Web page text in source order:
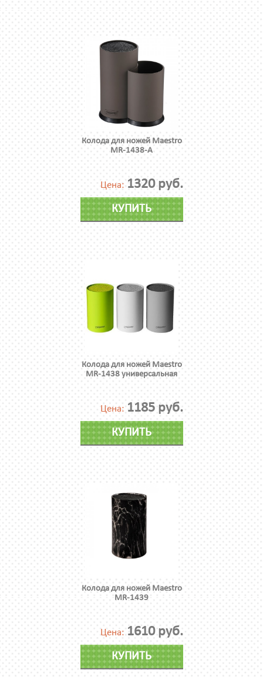
Колода для ножей Maestro
MR-1438-A
Цена: 1320 руб.
КУПИТЬ
Колода для ножей Maestro
MR-1438 универсальная
Цена: 1185 руб.
КУПИТЬ
Колода для ножей Maestro
MR-1439
Цена: 1610 руб.
КУПИТЬ